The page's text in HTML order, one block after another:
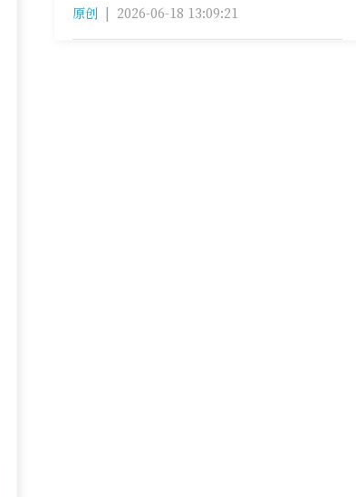
原创 | 2026-06-18 13:09:21